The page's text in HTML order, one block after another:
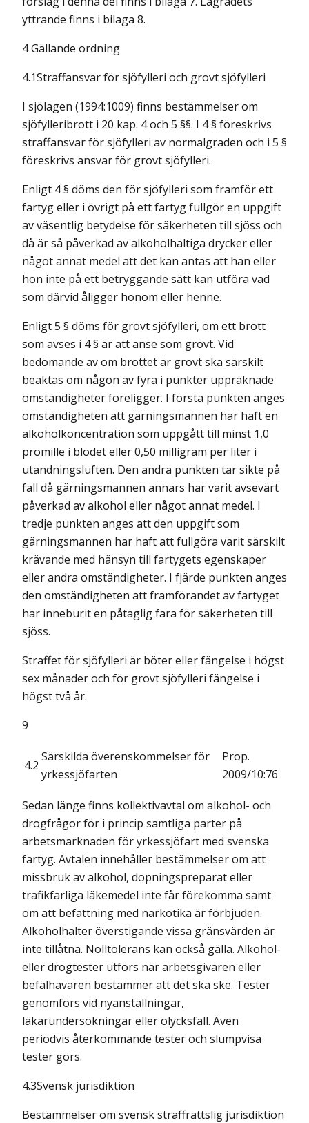
yttrande finns i bilaga 8.
4 Gällande ordning
4.1Straffansvar för sjöfylleri och grovt sjöfylleri
I sjölagen (1994:1009) finns bestämmelser om
sjöfylleribrott i 20 kap. 4 och 5 §§. I 4 § föreskrivs
straffansvar för sjöfylleri av normalgraden och i 5 §
föreskrivs ansvar för grovt sjöfylleri.
Enligt 4 § döms den för sjöfylleri som framför ett
fartyg eller i övrigt på ett fartyg fullgör en uppgift
av väsentlig betydelse för säkerheten till sjöss och
då är så påverkad av alkoholhaltiga drycker eller
något annat medel att det kan antas att han eller
hon inte på ett betryggande sätt kan utföra vad
som därvid åligger honom eller henne.
Enligt 5 § döms för grovt sjöfylleri, om ett brott
som avses i 4 § är att anse som grovt. Vid
bedömande av om brottet är grovt ska särskilt
beaktas om någon av fyra i punkter uppräknade
omständigheter föreligger. I första punkten anges
omständigheten att gärningsmannen har haft en
alkoholkoncentration som uppgått till minst 1,0
promille i blodet eller 0,50 milligram per liter i
utandningsluften. Den andra punkten tar sikte på
fall då gärningsmannen annars har varit avsevärt
påverkad av alkohol eller något annat medel. I
tredje punkten anges att den uppgift som
gärningsmannen har haft att fullgöra varit särskilt
krävande med hänsyn till fartygets egenskaper
eller andra omständigheter. I fjärde punkten anges
den omständigheten att framförandet av fartyget
har inneburit en påtaglig fara för säkerheten till
sjöss.
Straffet för sjöfylleri är böter eller fängelse i högst
sex månader och för grovt sjöfylleri fängelse i
högst två år.
9
4.2
Särskilda överenskommelser för
yrkessjöfarten
Prop.
2009/10:76
Sedan länge finns kollektivavtal om alkohol- och
drogfrågor för i princip samtliga parter på
arbetsmarknaden för yrkessjöfart med svenska
fartyg. Avtalen innehåller bestämmelser om att
missbruk av alkohol, dopningspreparat eller
trafikfarliga läkemedel inte får förekomma samt
om att befattning med narkotika är förbjuden.
Alkoholhalter överstigande vissa gränsvärden är
inte tillåtna. Nolltolerans kan också gälla. Alkohol-
eller drogtester utförs när arbetsgivaren eller
befälhavaren bestämmer att det ska ske. Tester
genomförs vid nyanställningar,
läkarundersökningar eller olycksfall. Även
periodvis återkommande tester och slumpvisa
tester görs.
4.3Svensk jurisdiktion
Bestämmelser om svensk straffrättslig jurisdiktion